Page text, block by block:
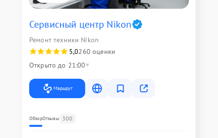
Сервисный центр Nikon
Ремонт техники Nikon
5,0260 оценки
Открыто до 21:00
Маршрут
ОбзорОтзывы 300